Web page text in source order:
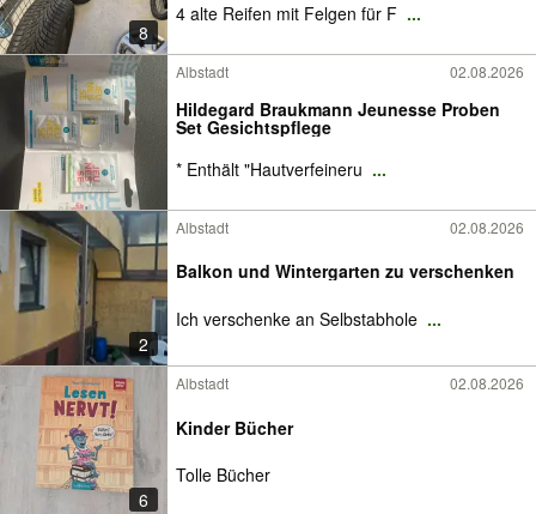
8
4 alte Reifen mit Felgen für F ...
Albstadt 02.08.2026
Hildegard Braukmann Jeunesse Proben
Set Gesichtspflege
* Enthält "Hautverfeineru ...
2
Albstadt 02.08.2026
Balkon und Wintergarten zu verschenken
Ich verschenke an Selbstabhole ...
6
Albstadt 02.08.2026
Kinder Bücher
Tolle Bücher